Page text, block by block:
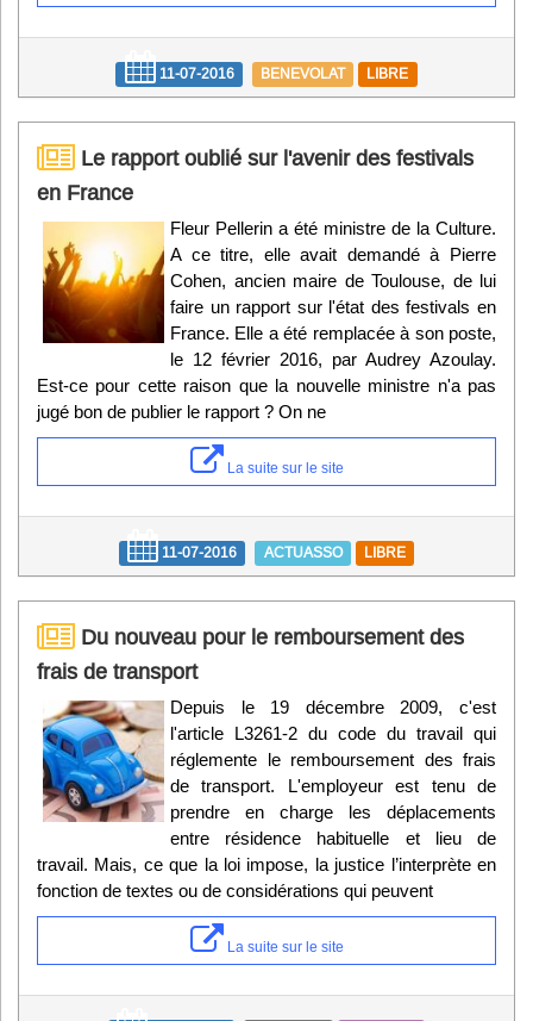
11-07-2016 BENEVOLAT LIBRE
Le rapport oublié sur l'avenir des festivals
en France
Fleur Pellerin a été ministre de la Culture.
A ce titre, elle avait demandé à Pierre
Cohen, ancien maire de Toulouse, de lui
faire un rapport sur l'état des festivals en
France. Elle a été remplacée à son poste,
le 12 février 2016, par Audrey Azoulay.
Est-ce pour cette raison que la nouvelle ministre n'a pas
jugé bon de publier le rapport ? On ne
La suite sur le site
11-07-2016 ACTUASSO LIBRE
Du nouveau pour le remboursement des
frais de transport
Depuis le 19 décembre 2009, c'est
l'article L3261-2 du code du travail qui
réglemente le remboursement des frais
de transport. L'employeur est tenu de
prendre en charge les déplacements
entre résidence habituelle et lieu de
travail. Mais, ce que la loi impose, la justice l’interprète en
fonction de textes ou de considérations qui peuvent
La suite sur le site